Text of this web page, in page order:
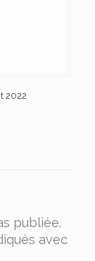
2022
publiée.
avec